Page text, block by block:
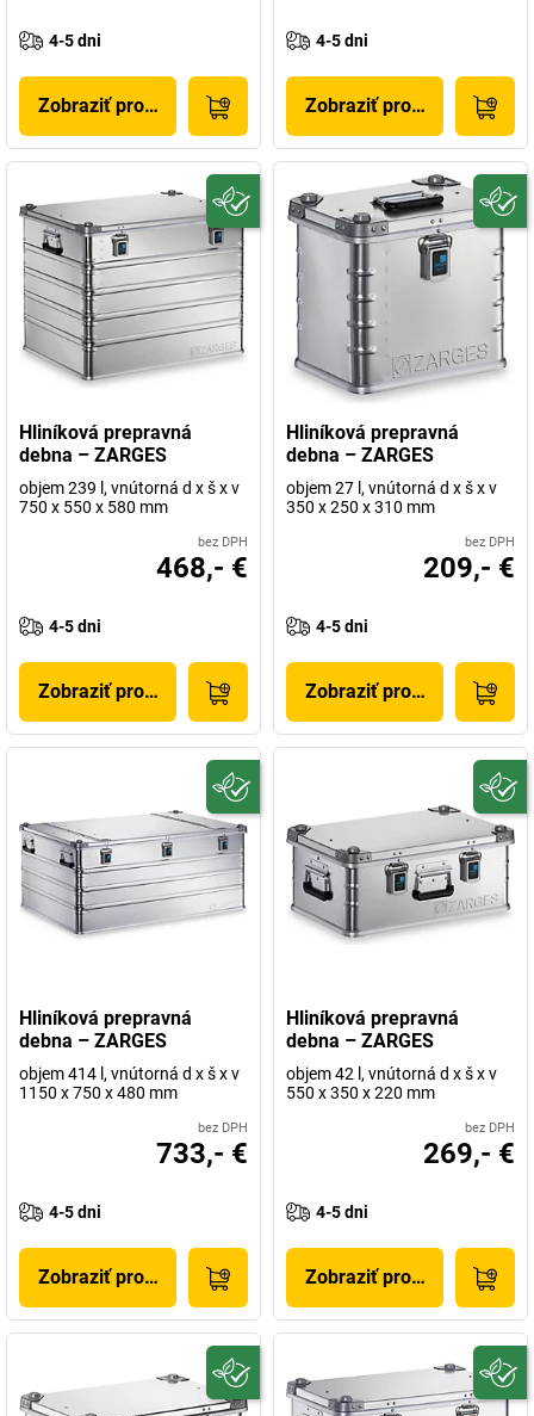
4-5 dni
Zobraziť produkt
4-5 dni
Zobraziť produkt
Hliníková prepravná
debna – ZARGES
objem 239 l, vnútorná d x š x v
750 x 550 x 580 mm
bez DPH
468,- €
4-5 dni
Zobraziť produkt
Hliníková prepravná
debna – ZARGES
objem 27 l, vnútorná d x š x v
350 x 250 x 310 mm
bez DPH
209,- €
4-5 dni
Zobraziť produkt
Hliníková prepravná
debna – ZARGES
objem 414 l, vnútorná d x š x v
1150 x 750 x 480 mm
bez DPH
733,- €
4-5 dni
Zobraziť produkt
Hliníková prepravná
debna – ZARGES
objem 42 l, vnútorná d x š x v
550 x 350 x 220 mm
bez DPH
269,- €
4-5 dni
Zobraziť produkt